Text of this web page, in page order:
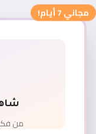
من
مجاني 7 أيام!